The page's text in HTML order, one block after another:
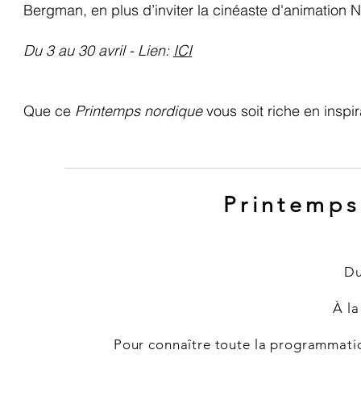
Bergman, en plus d’inviter la cinéaste d'animation
Du 3 au 30 avril - Lien: ICI
Que ce Printemps nordiquevous soit riche en
À
Pour connaître toute la